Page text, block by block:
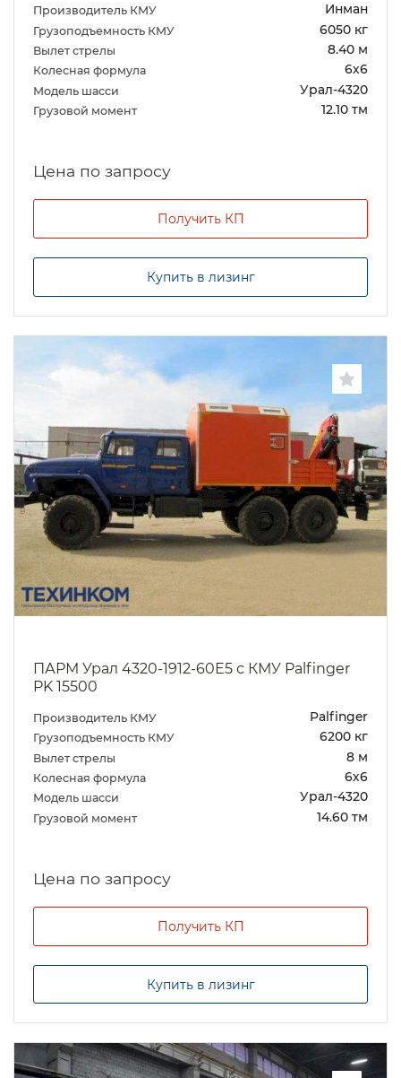
Производитель КМУ Инман
Грузоподъемность КМУ 6050 кг
Вылет стрелы 8.40 м
Колесная формула 6х6
Модель шасси Урал-4320
Грузовой момент 12.10 тм
Цена по запросу
Получить КП
Купить в лизинг
ПАРМ Урал 4320-1912-60Е5 с КМУ Palfinger
PK 15500
Производитель КМУ Palfinger
Грузоподъемность КМУ 6200 кг
Вылет стрелы 8 м
Колесная формула 6х6
Модель шасси Урал-4320
Грузовой момент 14.60 тм
Цена по запросу
Получить КП
Купить в лизинг